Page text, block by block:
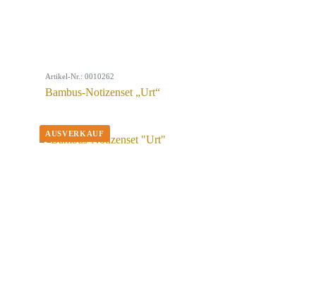
Artikel-Nr.: 0010262
Bambus-Notizenset „Urt“